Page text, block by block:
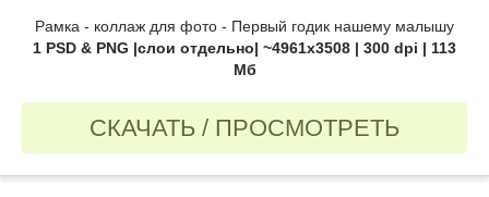
Рамка - коллаж для фото - Первый годик нашему малышу
1 PSD & PNG |слои отдельно| ~4961х3508 | 300 dpi | 113
Мб
СКАЧАТЬ / ПРОСМОТРЕТЬ